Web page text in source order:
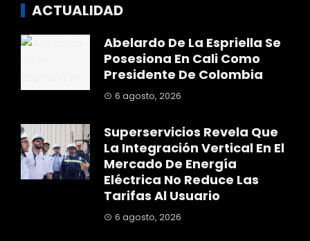
ACTUALIDAD
Abelardo De La Espriella Se
Posesiona En Cali Como
Presidente De Colombia
6 agosto, 2026
Superservicios Revela Que
La Integración Vertical En El
Mercado De Energía
Eléctrica No Reduce Las
Tarifas Al Usuario
6 agosto, 2026